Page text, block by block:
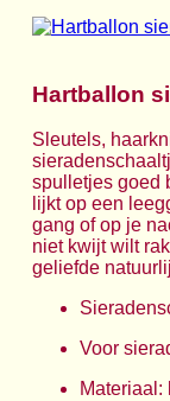
Hartballon
Sleutels,
spulletjes goed
lijkt op een
gang of op je
niet kwijt wilt
geliefde
Voor
Materiaal: